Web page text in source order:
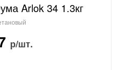
Arlok 34 1.3кг
р/шт.